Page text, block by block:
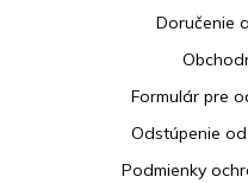
Doručenie
Formulár pre
Odstúpenie
Podmienky